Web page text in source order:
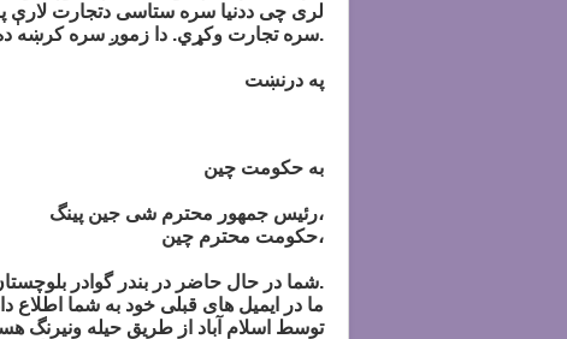
لری چی ددنیا سره ستاسی دتجارت لارې
سره تجارت وکړي. دا زموږ سره کرښه ده.
په درنښت
به حکومت چین
رئیس جمهور محترم شی جین پینگ،
حکومت محترم چین،
شما در حال حاضر در بندر گوادر بلوچستان مصروف سرمایه گذاری هستید ودرنظردارید تا ازطریق بندرگوادربا جهان تجارت کنید.
ما در ایمیل های قبلی خود به شما اطلاع
توسط اسلام آباد از طریق حیله ونیرنگ